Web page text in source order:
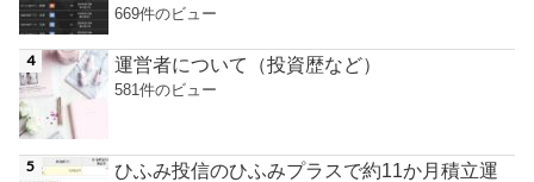
669件のビュー
運営者について（投資歴など）
581件のビュー
ひふみ投信のひふみプラスで約11か月積立運